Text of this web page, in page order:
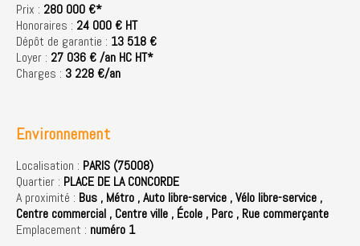
Prix : 280 000 €*
Honoraires : 24 000 € HT
Dépôt de garantie : 13 518 €
Loyer : 27 036 € /an HC HT*
Charges : 3 228 €/an
Environnement
Localisation : PARIS (75008)
Quartier : PLACE DE LA CONCORDE
A proximité : Bus , Métro ,Auto libre-service ,Vélo libre-service ,
Centre commercial , Centre ville , École , Parc , Rue commerçante
Emplacement : numéro 1